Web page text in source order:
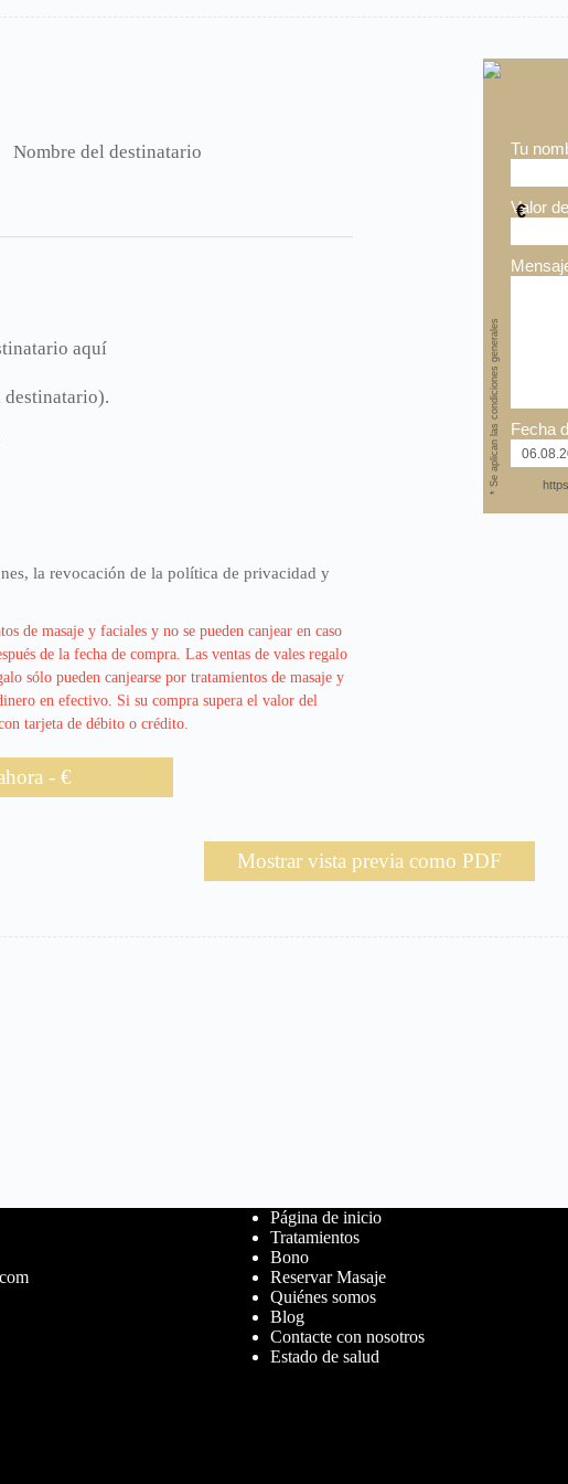
Nombre del destinatario
aquí
la revocación de la política de privacidad y
de masaje y faciales y no se pueden canjear en caso
de la fecha de compra. Las ventas de vales regalo
sólo pueden canjearse por tratamientos de masaje y
en efectivo. Si su compra supera el valor del
tarjeta de débito o crédito.
- €
Tu
Valor
€
Fecha
* Se aplican las condiciones generales
Mostrar vista previa como PDF
Página de inicio
Tratamientos
Bono
Reservar Masaje
Quiénes somos
Blog
Contacte con nosotros
Estado de salud